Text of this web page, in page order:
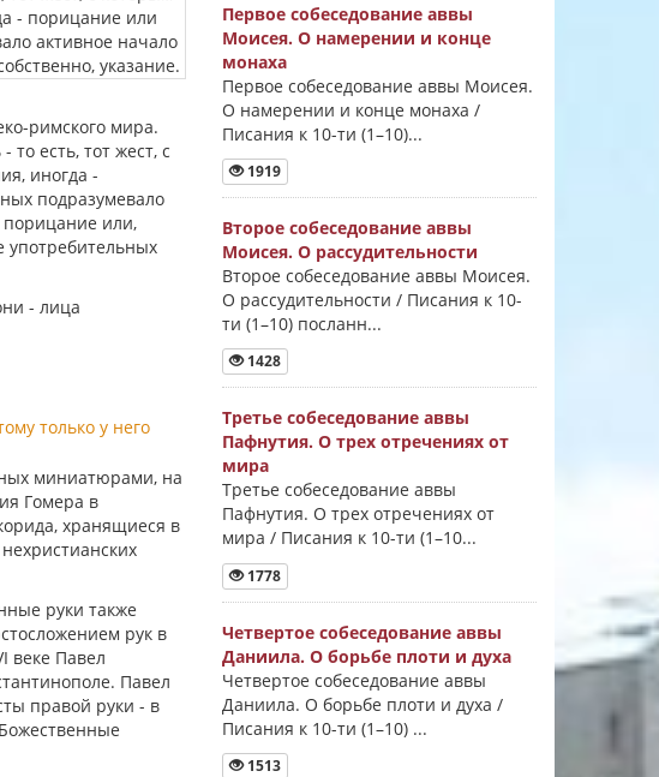
римского мира.
есть, тот жест, с
иногда -
подразумевало
порицание или,
употребительных
- лица
только у него
миниатюрами, на
Гомера в
хранящиеся в
руки также
рук в
веке Павел
Павел
правой руки - в
Первое собеседование аввы
Моисея. О намерении и конце
монаха
Первое собеседование аввы Моисея.
О намерении и конце монаха /
Писания к 10-ти (1–10)...
1919
Второе собеседование аввы
Моисея. О рассудительности
Второе собеседование аввы Моисея.
О рассудительности / Писания к 10-
ти (1–10) посланн...
1428
Третье собеседование аввы
Пафнутия. О трех отречениях от
мира
Третье собеседование аввы
Пафнутия. О трех отречениях от
мира / Писания к 10-ти (1–10...
1778
Четвертое собеседование аввы
Даниила. О борьбе плоти и духа
Четвертое собеседование аввы
Даниила. О борьбе плоти и духа /
Писания к 10-ти (1–10) ...
1513